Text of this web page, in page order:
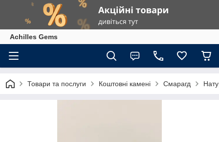
Achilles Gems
Товари та послуги Коштовні камені Смарагд